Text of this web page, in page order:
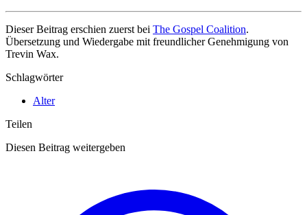
Dieser Beitrag erschien zuerst bei The Gospel Coalition.
Übersetzung und Wiedergabe mit freundlicher Genehmigung von
Trevin Wax.
Schlagwörter
Alter
Teilen
Diesen Beitrag weitergeben